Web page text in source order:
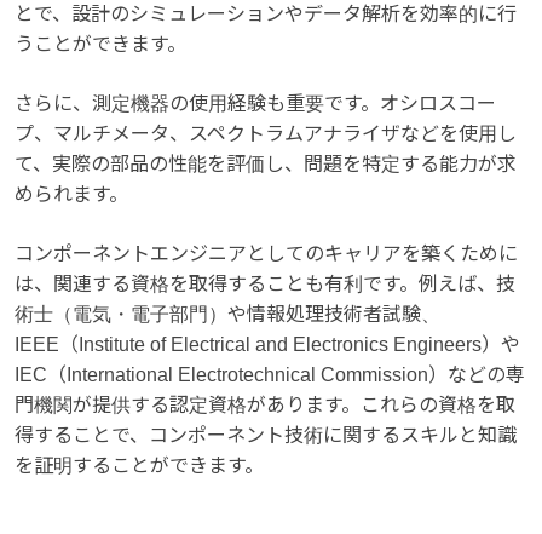
とで、設計のシミュレーションやデータ解析を効率的に行
うことができます。
さらに、測定機器の使用経験も重要です。オシロスコー
プ、マルチメータ、スペクトラムアナライザなどを使用し
て、実際の部品の性能を評価し、問題を特定する能力が求
められます。
コンポーネントエンジニアとしてのキャリアを築くために
は、関連する資格を取得することも有利です。例えば、技
術士（電気・電子部門）や情報処理技術者試験、
IEEE（Institute of Electrical and Electronics Engineers）や
IEC（International Electrotechnical Commission）などの専
門機関が提供する認定資格があります。これらの資格を取
得することで、コンポーネント技術に関するスキルと知識
を証明することができます。